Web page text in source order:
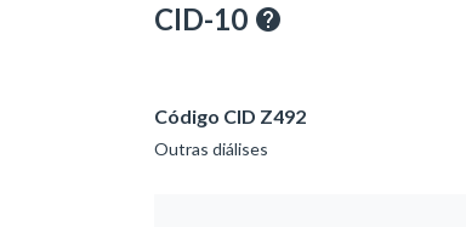
CID-10
Código CID Z492
Outras diálises